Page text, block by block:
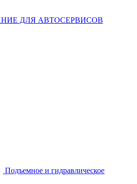
ДЛЯ АВТОСЕРВИСОВ
Подъемное и гидравлическое